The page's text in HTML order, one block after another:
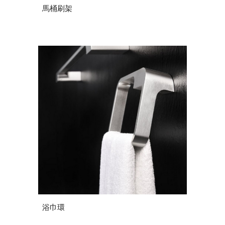
馬桶刷架
浴巾環